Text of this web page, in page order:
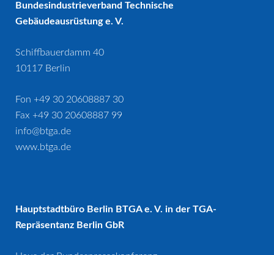
Bundesindustrieverband Technische
Gebäudeausrüstung e. V.
Schiffbauerdamm 40
10117 Berlin
Fon +49 30 20608887 30
Fax +49 30 20608887 99
info@btga.de
www.btga.de
Hauptstadtbüro Berlin BTGA e. V. in der TGA-
Repräsentanz Berlin GbR